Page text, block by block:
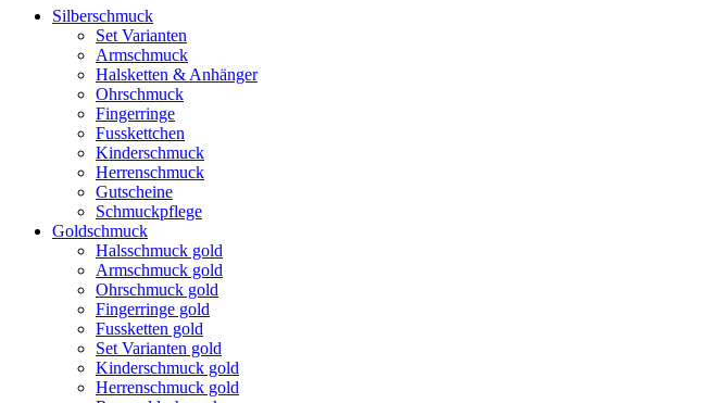
Silberschmuck
Set Varianten
Armschmuck
Halsketten & Anhänger
Ohrschmuck
Fingerringe
Fusskettchen
Kinderschmuck
Herrenschmuck
Gutscheine
Schmuckpflege
Goldschmuck
Halsschmuck gold
Armschmuck gold
Ohrschmuck gold
Fingerringe gold
Fussketten gold
Set Varianten gold
Kinderschmuck gold
Herrenschmuck gold